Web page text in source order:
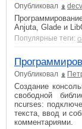
Опубликовал
Anjuta, Glade и
Популярные теги:
Опубликовал
Создание
свободной
ncurses:
текста, ввод и
комментариями.